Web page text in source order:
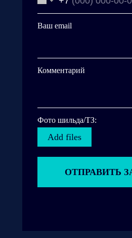
Ваш email
Комментарий
Фото шильда/ТЗ:
Add files
ОТПРАВИТЬ